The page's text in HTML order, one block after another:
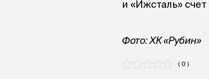
и «Ижсталь» счет
Фото: ХК «Рубин»
( 0 )